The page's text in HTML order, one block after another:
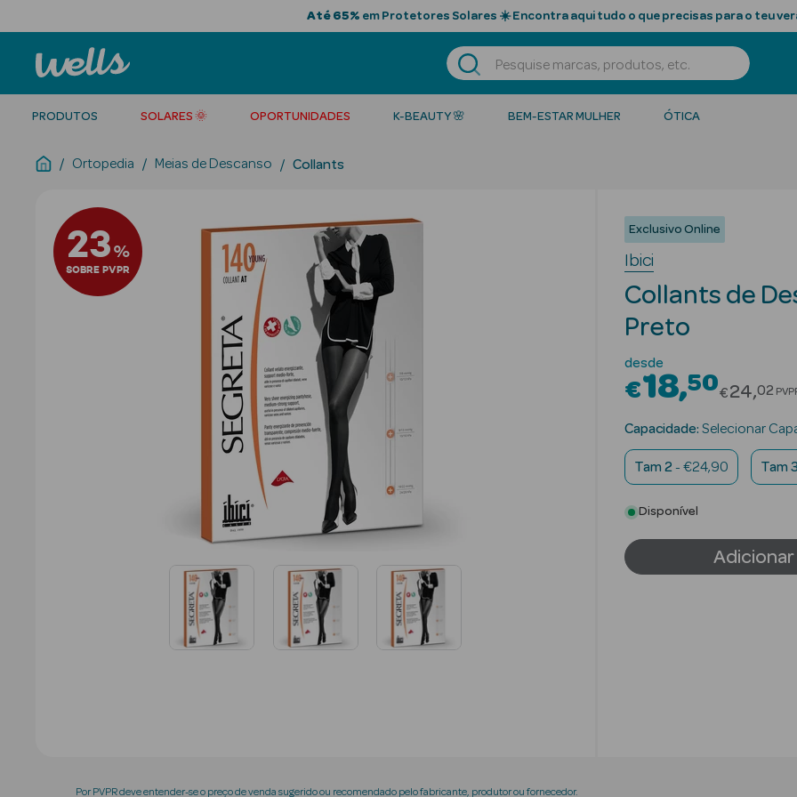
Até 65% em Protetores Solares ☀️ Encontra aqui tudo o que precisas para o teu
PRODUTOS SOLARES 🌞 OPORTUNIDADES K-BEAUTY 🌸 BEM-ESTAR MULHER ÓTICA
Ortopedia Meias de Descanso Collants
23%
SOBRE PVPR
Exclusivo Online
Ibici
Collants de
Preto
desde
€18 50Price
€24 02
Capacidade: Selecionar
Tam 2 - €24,90 Tam 3
Disponível
Adicionar
Por PVPR deve entender-se o preço de venda sugerido ou recomendado pelo fabricante, produtor ou fornecedor.